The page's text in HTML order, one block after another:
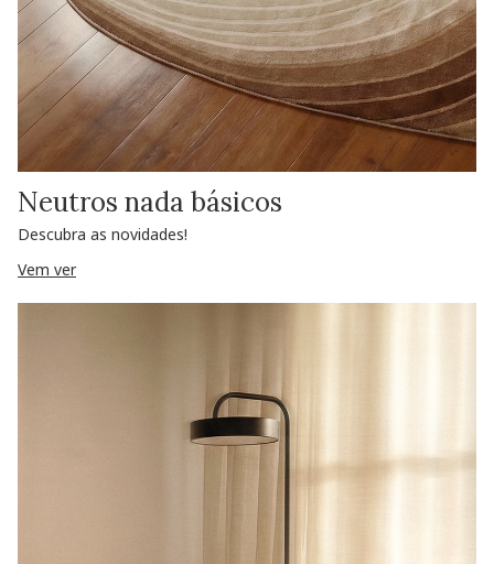
Neutros nada básicos
Descubra as novidades!
Vem ver